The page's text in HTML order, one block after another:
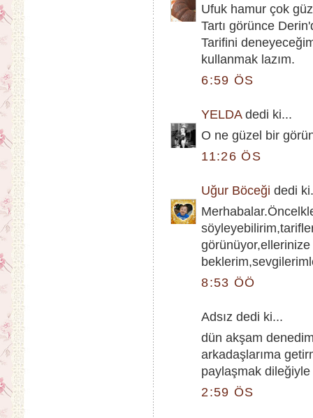
Ufuk hamur çok
Tartı görünce
Tarifini
kullanmak lazım.
6:59 ÖS
YELDAdedi ki...
O ne güzel bir
11:26 ÖS
Uğur Böceği dedi
8:53 ÖÖ
Adsız dedi ki...
dün akşam
arkadaşlarıma
paylaşmak
2:59 ÖS